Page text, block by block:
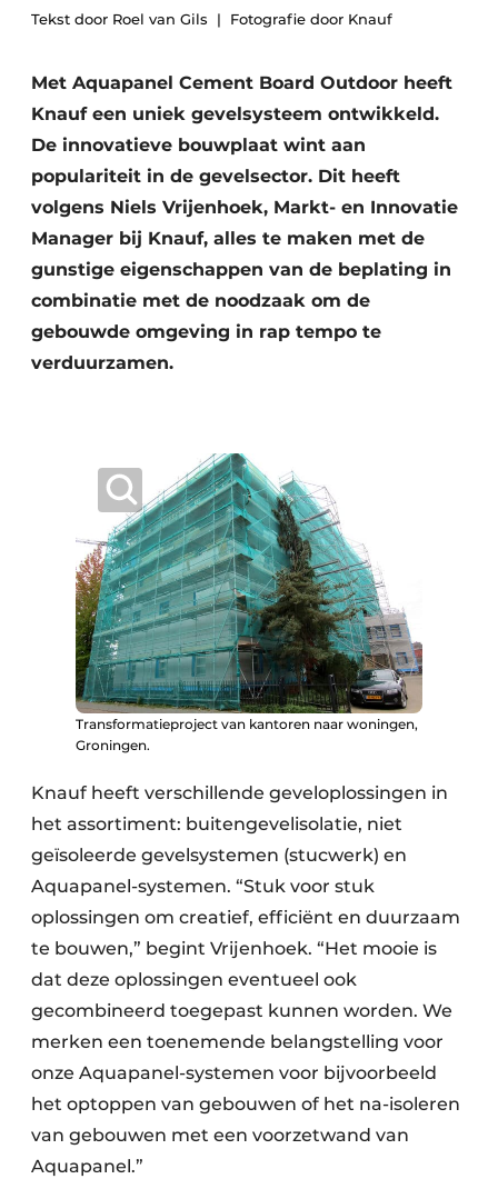
Podcasts
Vacature aanmelden
Vacatures
Tekst door Roel van Gils
Fotografie door Knauf
Met Aquapanel Cement Board Outdoor heeft
Knauf een uniek gevelsysteem ontwikkeld.
De innovatieve bouwplaat wint aan
populariteit in de gevelsector. Dit heeft
volgens Niels Vrijenhoek, Markt- en Innovatie
Manager bij Knauf, alles te maken met de
gunstige eigenschappen van de beplating in
combinatie met de noodzaak om de
gebouwde omgeving in rap tempo te
verduurzamen.
Transformatieproject van kantoren naar woningen,
Groningen.
Knauf heeft verschillende geveloplossingen in
het assortiment: buitengevelisolatie, niet
geïsoleerde gevelsystemen (stucwerk) en
Aquapanel-systemen. “Stuk voor stuk
oplossingen om creatief, efficiënt en duurzaam
te bouwen,” begint Vrijenhoek. “Het mooie is
dat deze oplossingen eventueel ook
gecombineerd toegepast kunnen worden. We
merken een toenemende belangstelling voor
onze Aquapanel-systemen voor bijvoorbeeld
het optoppen van gebouwen of het na-isoleren
van gebouwen met een voorzetwand van
Aquapanel.”